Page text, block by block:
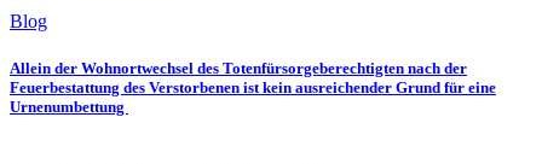
Blog
Allein der Wohnortwechsel des Totenfürsorgeberechtigten nach der
Feuerbestattung des Verstorbenen ist kein ausreichender Grund für eine
Urnenumbettung